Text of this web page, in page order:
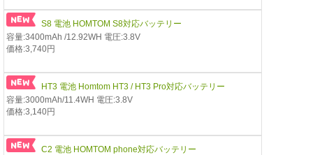
S8 電池 HOMTOM S8対応バッテリー
容量:3400mAh /12.92WH 電圧:3.8V
価格:3,740円
HT3 電池 Homtom HT3 / HT3 Pro対応バッテリー
容量:3000mAh/11.4WH 電圧:3.8V
価格:3,140円
C2 電池 HOMTOM phone対応バッテリー